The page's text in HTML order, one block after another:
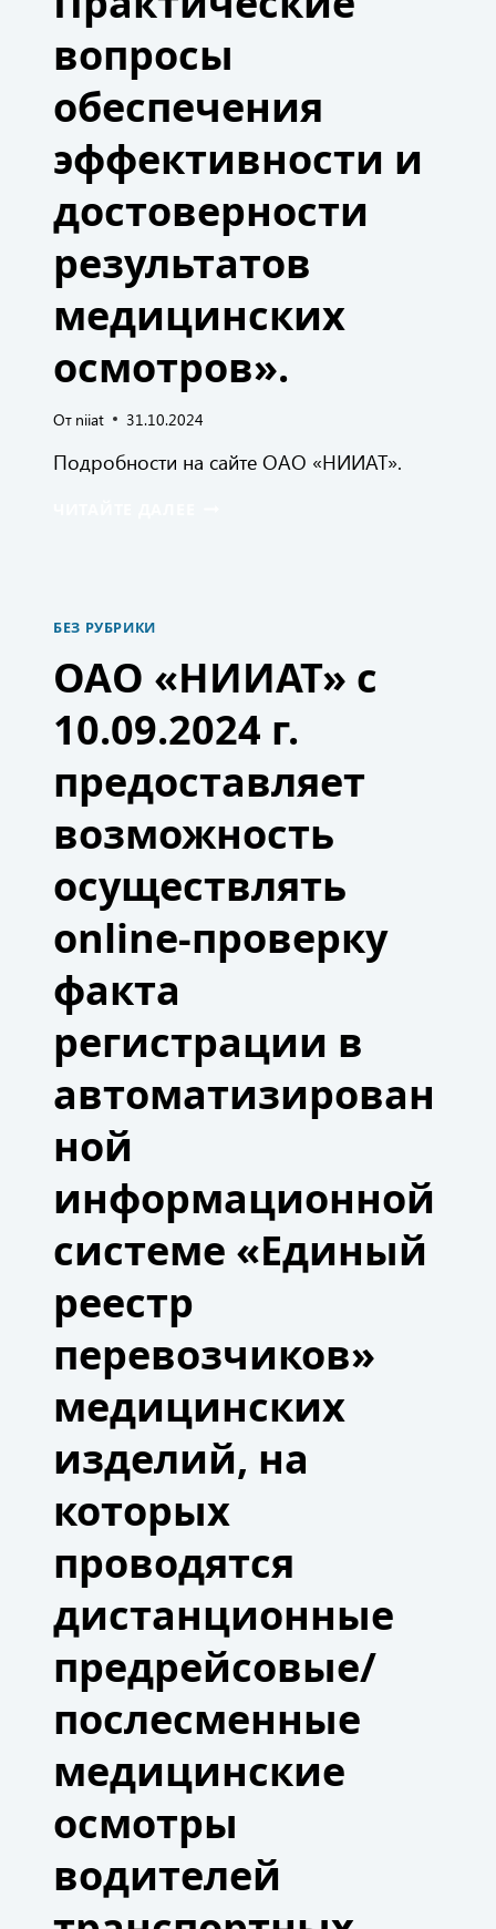
вопросы
обеспечения
эффективности и
достоверности
результатов
медицинских
осмотров».
От niiat 31.10.2024
Подробности на сайте ОАО «НИИАТ».
ПРОШЛА
НАУЧНО-
ПРАКТИЧЕСКАЯ
КОНФЕРЕНЦИЯ
ДИСТАНЦИОННЫХ
ПРЕДРЕЙСОВЫХ
ОСМОТРОВ
ТРАНСПОРТНЫХ
СРЕДСТВ,
НАПРАВЛЕННЫХ
ОБЕСПЕЧЕНИЕ
ДВИЖЕНИЯ.
ПРАКТИЧЕСКИЕ
ВОПРОСЫ
ОБЕСПЕЧЕНИЯ
ЭФФЕКТИВНОСТИ
МЕДИЦИНСКИХ
ОСМОТРОВ».
БЕЗ РУБРИКИ
ОАО «НИИАТ» с
10.09.2024 г.
предоставляет
возможность
осуществлять
online-проверку
факта
регистрации в
автоматизирован
ной
информационной
системе «Единый
реестр
перевозчиков»
медицинских
изделий, на
которых
проводятся
дистанционные
предрейсовые/
послесменные
медицинские
осмотры
водителей